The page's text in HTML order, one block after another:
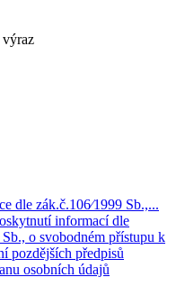
dle zák.č.106⁄1999 Sb.,...
informací dle
Sb., o svobodném přístupu k
pozdějších předpisů
osobních údajů